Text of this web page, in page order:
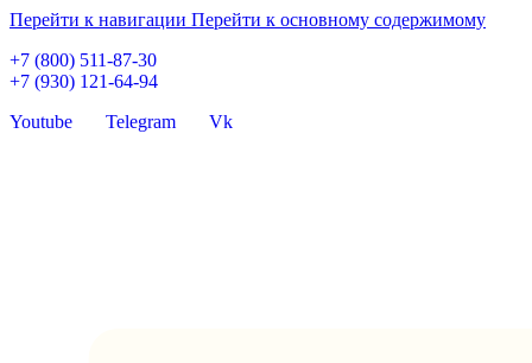
Перейти к навигации Перейти к основному содержимому
+7 (800) 511-87-30
+7 (930) 121-64-94
Youtube
Telegram Vk